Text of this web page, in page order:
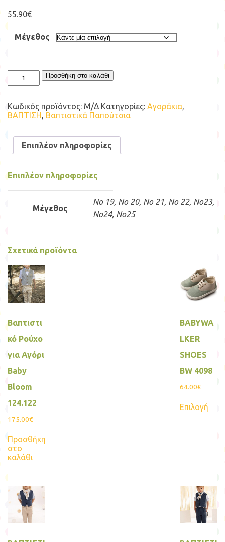
55.90€
Μέγεθος
BASIC
BABYWALKER
BS
3029
ποσότητα
Προσθήκη στο καλάθι
Κωδικός προϊόντος: Μ/Δ Κατηγορίες: Αγοράκια,
ΒΑΠΤΙΣΗ , Βαπτιστικά Παπούτσια
Επιπλέον πληροφορίες
Επιπλέον πληροφορίες
Μέγεθος
No 19, No 20, No 21, No 22, No23,
No24, No25
Σχετικά προϊόντα
Βαπτιστι
κό Ρούχο
για Αγόρι
Βaby
Bloom
124.122
175.00€
Προσθήκη
στο
καλάθι
BABYWA
LKER
SHOES
BW 4098
64.00€
Επιλογήτο
στη
του